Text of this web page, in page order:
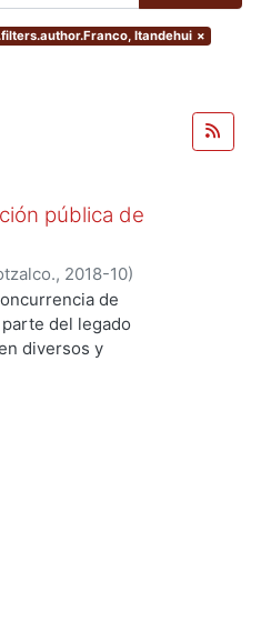
Itandehui ×
pública de
, 2018-10)
Arias, Diego;Pérez
;Aquino
Gonzalez, Cristina
de
del legado
diversos y